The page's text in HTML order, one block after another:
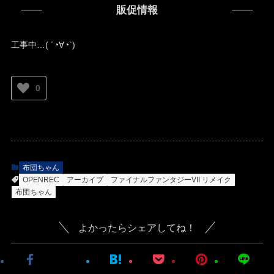
販促情報
工事中…( ´◔∀◔`)ゞ
0
布団ちゃん
OPENREC
アーカイブ
ファイナルファンタジーVII リメイク
布団ちゃん
よかったらシェアしてね！